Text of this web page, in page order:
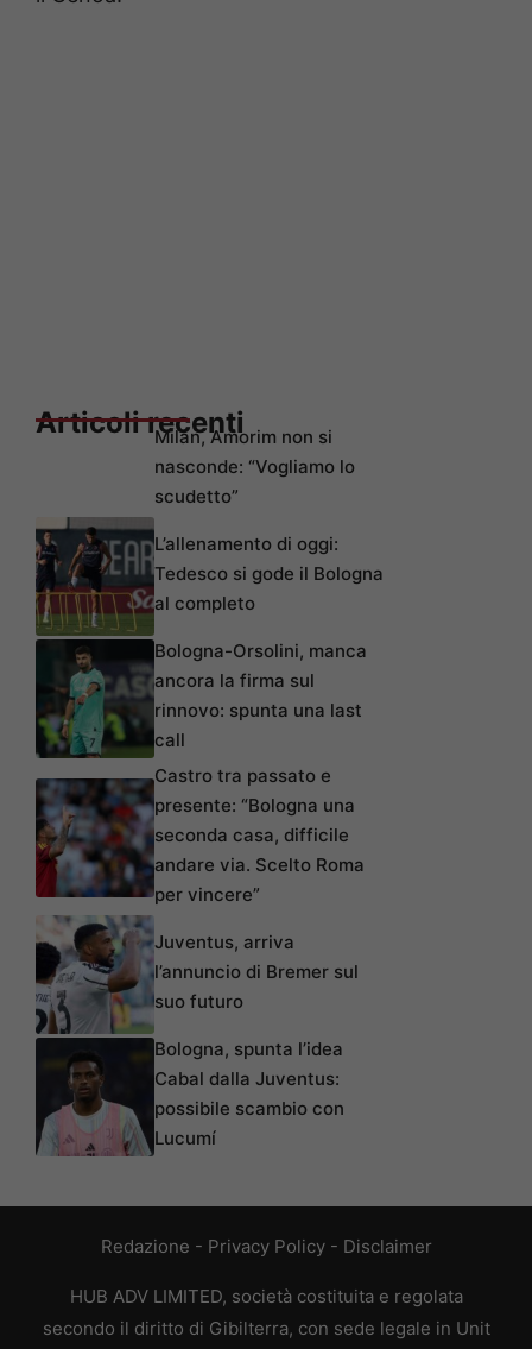
Articoli recentiMilan, Amorim non si
nasconde: “Vogliamo lo
scudetto”
L’allenamento di oggi:
Tedesco si gode il Bologna
al completo
Bologna-Orsolini, manca
ancora la firma sul
rinnovo: spunta una last
call
Castro tra passato e
presente: “Bologna una
seconda casa, difficile
andare via. Scelto Roma
per vincere”
Juventus, arriva
l’annuncio di Bremer sul
suo futuro
Bologna, spunta l’idea
Cabal dalla Juventus:
possibile scambio con
Lucumí
Redazione - Privacy Policy- Disclaimer
HUB ADV LIMITED, società costituita e regolata
secondo il diritto di Gibilterra, con sede legale in Unit